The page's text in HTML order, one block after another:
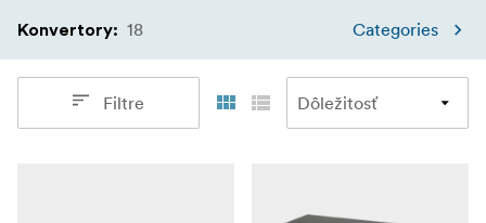
Konvertory: 18 Categories
Filtre